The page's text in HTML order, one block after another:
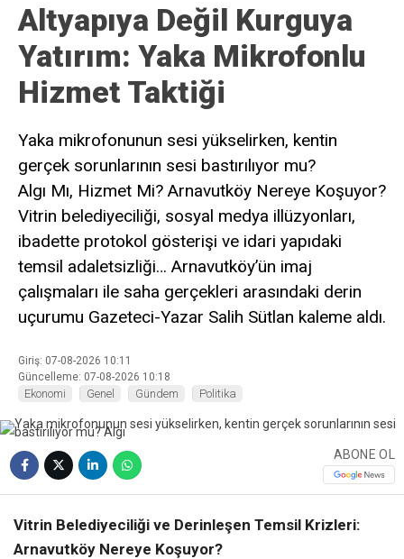
Altyapıya Değil Kurguya
Yatırım: Yaka Mikrofonlu
Hizmet Taktiği
Yaka mikrofonunun sesi yükselirken, kentin
gerçek sorunlarının sesi bastırılıyor mu?
Algı Mı, Hizmet Mi? Arnavutköy Nereye Koşuyor?
Vitrin belediyeciliği, sosyal medya illüzyonları,
ibadette protokol gösterişi ve idari yapıdaki
temsil adaletsizliği… Arnavutköy’ün imaj
çalışmaları ile saha gerçekleri arasındaki derin
uçurumu Gazeteci-Yazar Salih Sütlan kaleme aldı.
Giriş: 07-08-2026 10:11
Güncelleme: 07-08-2026 10:18
Ekonomi Genel Gündem Politika
ABONE OL
Vitrin Belediyeciliği ve Derinleşen Temsil Krizleri:
Arnavutköy Nereye Koşuyor?